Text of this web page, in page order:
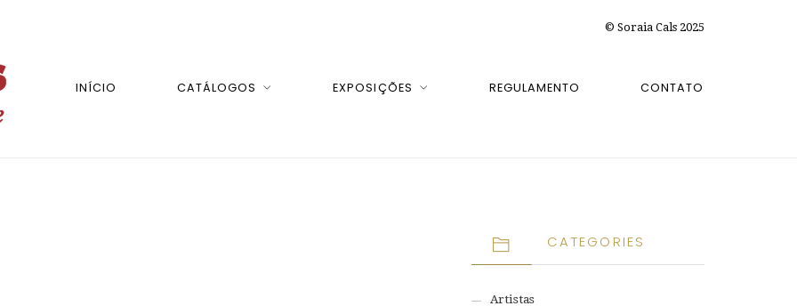
© Soraia Cals 2025
INÍCIO CATÁLOGOS EXPOSIÇÕES REGULAMENTO CONTATO
CATEGORIES
Artistas